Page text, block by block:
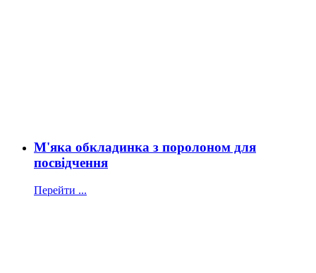
М'яка обкладинка з поролоном для
посвідчення
Перейти ...